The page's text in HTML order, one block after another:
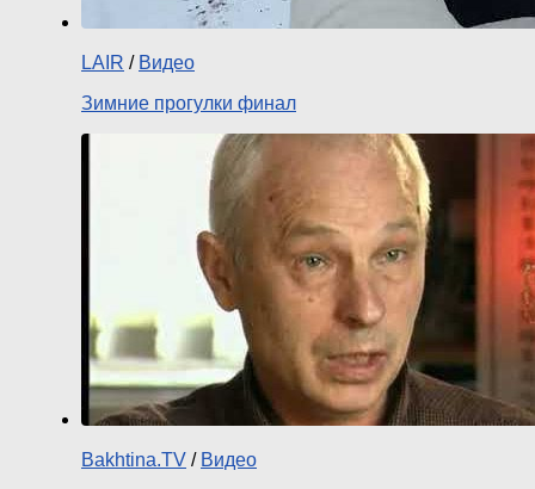
LAIR / Видео
Зимние прогулки финал
Bakhtina.TV / Видео